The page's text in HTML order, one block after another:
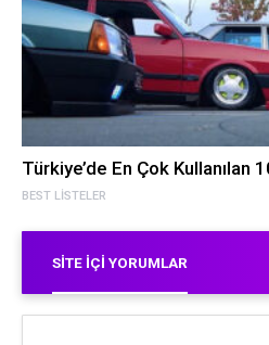
BEST LISTELER
Türkiye’de En Çok Kullanılan
SITE İÇI YORUMLAR